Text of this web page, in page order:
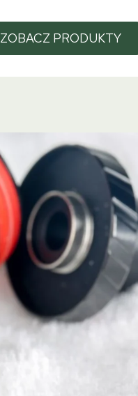
ZOBACZ PRODUKTY